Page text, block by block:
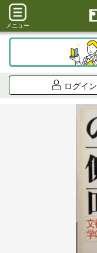
メニュー
ログイン